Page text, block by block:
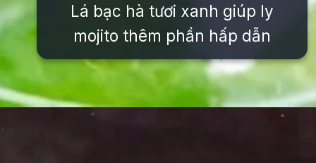
Lá bạc hà tươi xanh giúp ly
mojito thêm phần hấp dẫn